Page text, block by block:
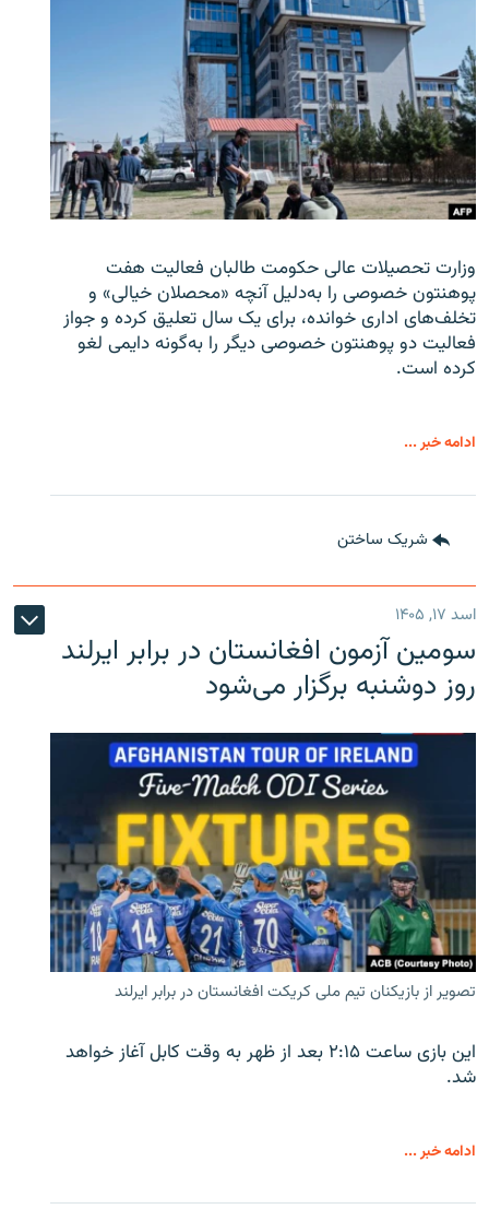
وزارت تحصیلات عالی حکومت طالبان فعالیت هفت
پوهنتون خصوصی را به‌دلیل آنچه «محصلان خیالی» و
تخلف‌های اداری خوانده، برای یک سال تعلیق کرده و جواز
فعالیت دو پوهنتون خصوصی دیگر را به‌گونه دایمی لغو
کرده است.
ادامه خبر ...
شریک ساختن
اسد ۱۷, ۱۴۰۵
سومین آزمون افغانستان در برابر ایرلند
روز دوشنبه برگزار می‌شود
تصویر از بازیکنان تیم ملی کریکت افغانستان در برابر ایرلند
این بازی ساعت ۲:۱۵ بعد از ظهر به وقت کابل آغاز خواهد
شد.
ادامه خبر ...